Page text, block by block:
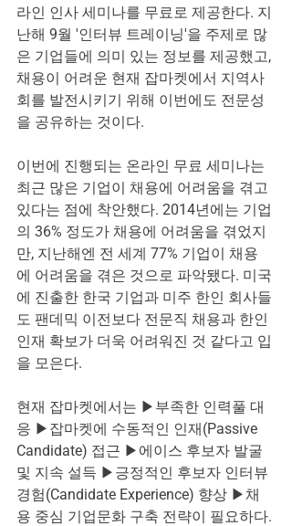
라인 인사 세미나를 무료로 제공한다. 지
난해 9월 '인터뷰 트레이닝'을 주제로 많
은 기업들에 의미 있는 정보를 제공했고,
채용이 어려운 현재 잡마켓에서 지역사
회를 발전시키기 위해 이번에도 전문성
을 공유하는 것이다.
이번에 진행되는 온라인 무료 세미나는
최근 많은 기업이 채용에 어려움을 겪고
있다는 점에 착안했다. 2014년에는 기업
의 36% 정도가 채용에 어려움을 겪었지
만, 지난해엔 전 세계 77% 기업이 채용
에 어려움을 겪은 것으로 파악됐다. 미국
에 진출한 한국 기업과 미주 한인 회사들
도 팬데믹 이전보다 전문직 채용과 한인
인재 확보가 더욱 어려워진 것 같다고 입
을 모은다.
현재 잡마켓에서는 ▶부족한 인력풀 대
응 ▶잡마켓에 수동적인 인재(Passive
Candidate) 접근 ▶에이스 후보자 발굴
및 지속 설득 ▶긍정적인 후보자 인터뷰
경험(Candidate Experience) 향상 ▶채
용 중심 기업문화 구축 전략이 필요하다.